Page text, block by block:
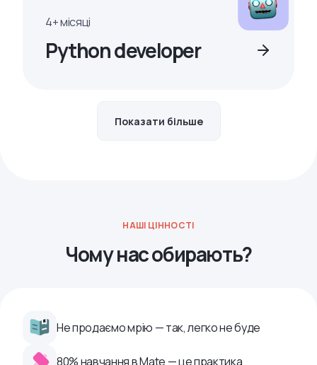
4+ місяці
Python developer
Показати більше
НАШІ ЦІННОСТІ
Чому нас обирають?
Не продаємо мрію — так, легко не буде
80% навчання в Mate — це практика